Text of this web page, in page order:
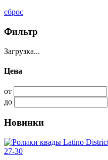
сброс
Фильтр
Загрузка...
Цена
от
до
Новинки